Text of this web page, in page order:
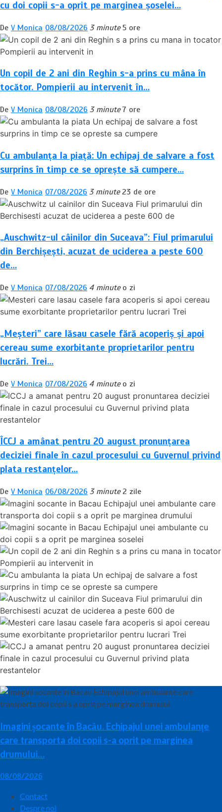
cu doi copii s-a oprit pe marginea șoselei…
De V Monica 08/08/2026 3 minute 5 ore
Un copil de 2 ani din Reghin s-a prins cu mâna în
tocător. Pompierii au intervenit în…
De V Monica 08/08/2026 3 minute 7 ore
Cu ambulanța la piață: Un echipaj de salvare a fost
surprins în timp ce se oprește să cumpere…
De V Monica 07/08/2026 3 minute 23 de ore
„Auschwitz-ul câinilor din Suceava”: Fiul primarului
din Berchișești, acuzat de uciderea a peste 600
de…
De V Monica 07/08/2026 4 minute o zi
„Meșteri” care lăsau casele fără acoperiș și apoi
cereau sume exorbitante proprietarilor pentru
lucrări. Trei…
De V Monica 07/08/2026 4 minute o zi
ÎCCJ a amânat pentru 20 august pronunțarea
deciziei finale în cazul procesului cu Guvernul privind
plata restanțelor…
De V Monica 06/08/2026 3 minute 2 zile
Imagini șocante în Bacău. Echipajul unei ambulanțe
care transporta doi copii s-a oprit pe marginea
drumului…
08/08/2026
Contact
Despre noi